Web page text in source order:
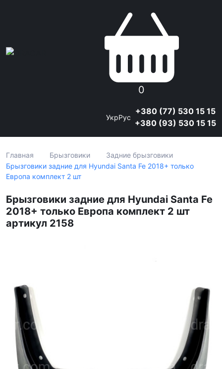
0
УкрРус
+380 (77) 530 15 15
+380 (93) 530 15 15
Главная Брызговики
Задние брызговики
Брызговики задние для Hyundai Santa Fe 2018+ только
Европа комплект 2 шт
Брызговики задние для Hyundai Santa Fe
2018+ только Европа комплект 2 шт
артикул 2158